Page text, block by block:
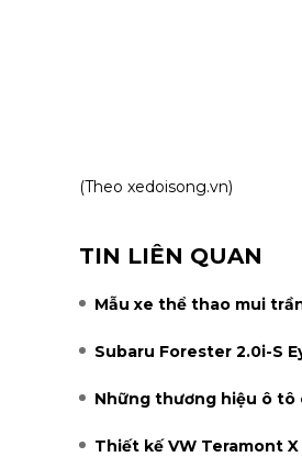
(Theo xedoisong.vn)
TIN LIÊN QUAN
Mẫu xe thể thao mui
Subaru Forester 2.0i-S
Những thương hiệu ô tô
Thiết kế VW Teramont